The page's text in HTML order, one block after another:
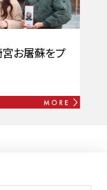
お屠蘇をプ